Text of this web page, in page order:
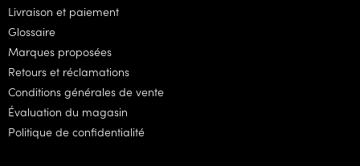
p
Livraison et paiement
Glossaire
Marques proposées
Retours et réclamations
Conditions générales de vente
Évaluation du magasin
Politique de confidentialité